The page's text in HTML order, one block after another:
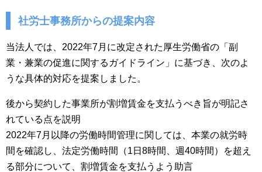
社労士事務所からの提案内容
当法人では、2022年7月に改定された厚生労働省の「副
業・兼業の促進に関するガイドライン」に基づき、次のよ
うな具体的対応を提案しました。
後から契約した事業所が割増賃金を支払うべき旨が明記さ
れている点を説明
2022年7月以降の労働時間管理に関しては、本業の就労時
間を確認し、法定労働時間（1日8時間、週40時間）を超え
る部分について、割増賃金を支払うよう助言